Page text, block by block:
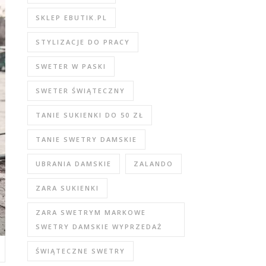
SKLEP EBUTIK.PL
STYLIZACJE DO PRACY
SWETER W PASKI
SWETER ŚWIĄTECZNY
TANIE SUKIENKI DO 50 ZŁ
TANIE SWETRY DAMSKIE
UBRANIA DAMSKIE ZALANDO
ZARA SUKIENKI
ZARA SWETRYM MARKOWE
SWETRY DAMSKIE WYPRZEDAŻ
ŚWIĄTECZNE SWETRY